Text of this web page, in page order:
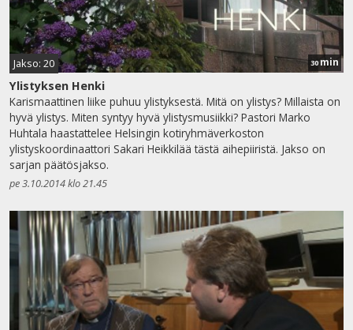
Jakso: 20 30min
Ylistyksen Henki
Karismaattinen liike puhuu ylistyksestä. Mitä on ylistys? Millaista on
hyvä ylistys. Miten syntyy hyvä ylistysmusiikki? Pastori Marko
Huhtala haastattelee Helsingin kotiryhmäverkoston
ylistyskoordinaattori Sakari Heikkilää tästä aihepiiristä. Jakso on
sarjan päätösjakso.
pe 3.10.2014 klo 21.45